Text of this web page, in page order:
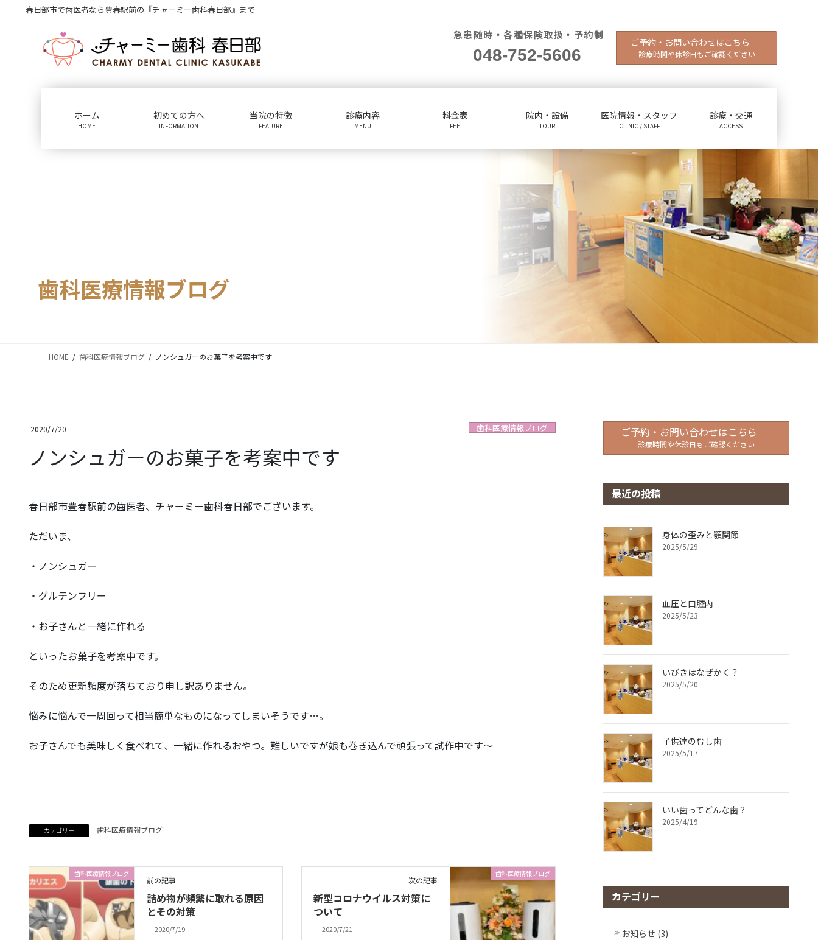
春日部市で歯医者なら豊春駅前の『チャーミー歯科春日部』まで
急患随時・各種保険取扱・予約制
048-752-5606
ご予約・お問い合わせはこちら
診療時間や休診日もご確認ください
ホーム
HOME
初めての方へ
INFORMATION
当院の特徴
FEATURE
診療内容
MENU
料金表
FEE
院内・設備
TOUR
医院情報・スタッフ
CLINIC / STAFF
診療・交通
ACCESS
歯科医療情報ブログ
HOME 歯科医療情報ブログ ノンシュガーのお菓子を考案中です
2020/7/20 歯科医療情報ブログ
ノンシュガーのお菓子を考案中です
春日部市豊春駅前の歯医者、チャーミー歯科春日部でございます。
ただいま、
・ノンシュガー
・グルテンフリー
・お子さんと一緒に作れる
といったお菓子を考案中です。
そのため更新頻度が落ちており申し訳ありません。
悩みに悩んで一周回って相当簡単なものになってしまいそうです…。
お子さんでも美味しく食べれて、一緒に作れるおやつ。難しいですが娘も巻き込んで頑張って試作中です〜
カテゴリー 歯科医療情報ブログ
歯科医療情報ブログ
前の記事
詰め物が頻繁に取れる原因
とその対策
2020/7/19
歯科医療情報ブログ
次の記事
新型コロナウイルス対策に
ついて
2020/7/21
ご予約・お問い合わせはこちら
診療時間や休診日もご確認ください
最近の投稿
身体の歪みと顎関節
2025/5/29
血圧と口腔内
2025/5/23
いびきはなぜかく？
2025/5/20
子供達のむし歯
2025/5/17
いい歯ってどんな歯？
2025/4/19
カテゴリー
お知らせ (3)